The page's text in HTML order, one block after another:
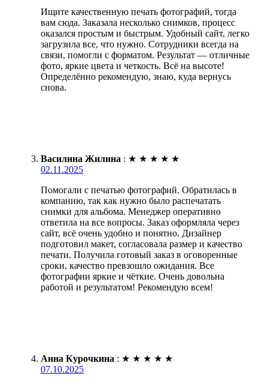
Ищите качественную печать фотографий, тогда
вам сюда. Заказала несколько снимков, процесс
оказался простым и быстрым. Удобный сайт, легко
загрузила все, что нужно. Сотрудники всегда на
связи, помогли с форматом. Результат — отличные
фото, яркие цвета и четкость. Всё на высоте!
Определённо рекомендую, знаю, куда вернусь
снова.
Василина Жилина : ★ ★ ★ ★ ★
02.11.2025
Помогали с печатью фотографий. Обратилась в
компанию, так как нужно было распечатать
снимки для альбома. Менеджер оперативно
ответила на все вопросы. Заказ оформляла через
сайт, всё очень удобно и понятно. Дизайнер
подготовил макет, согласовала размер и качество
печати. Получила готовый заказ в оговоренные
сроки, качество превзошло ожидания. Все
фотографии яркие и чёткие. Очень довольна
работой и результатом! Рекомендую всем!
Анна Курочкина : ★ ★ ★ ★ ★
07.10.2025